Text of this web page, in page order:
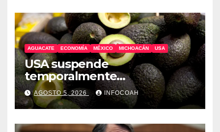
AGUACATE ECONOMÍA MÉXICO MICHOACÁN USA
USA suspende
temporalmente
exportaciones de aguacate
michoacano
AGOSTO 5, 2026 INFOCOAH